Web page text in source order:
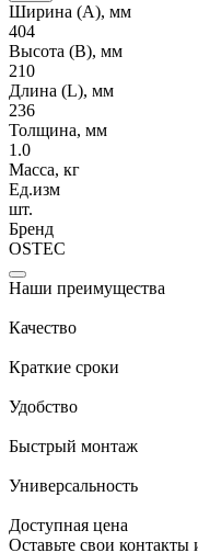
Ширина (А), мм
404
Высота (В), мм
210
Длина (L), мм
236
Толщина, мм
1.0
Масса, кг
Ед.изм
шт.
Бренд
OSTEC
Наши преимущества
Качество
Краткие сроки
Удобство
Быстрый монтаж
Универсальность
Доступная цена
Оставьте свои